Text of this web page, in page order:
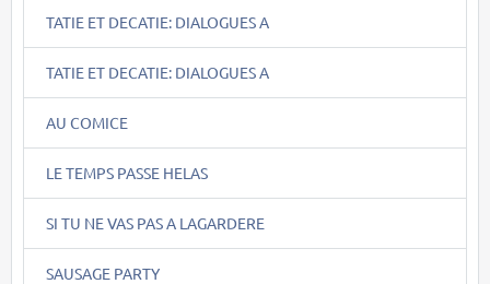
TATIE ET DECATIE: DIALOGUES A
TATIE ET DECATIE: DIALOGUES A
AU COMICE
LE TEMPS PASSE HELAS
SI TU NE VAS PAS A LAGARDERE
SAUSAGE PARTY